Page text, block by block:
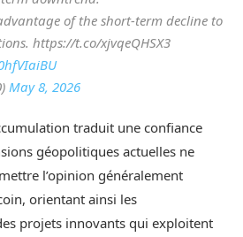
of the short-term decline to
https://t.co/xjvqeQHSX3
May 8, 2026
traduit une confiance
géopolitiques actuelles ne
l’opinion généralement
orientant ainsi les
projets innovants qui exploitent